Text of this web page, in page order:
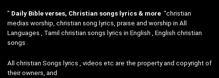
” Daily Bible verses, Christian songs lyrics & more “christian
medias worship, christian song lyrics, praise and worship in All
Languages , Tamil christian songs lyrics in English , English christian
songs .
All christian Songs lyrics , videos etc are the property and copyright of
their owners, and